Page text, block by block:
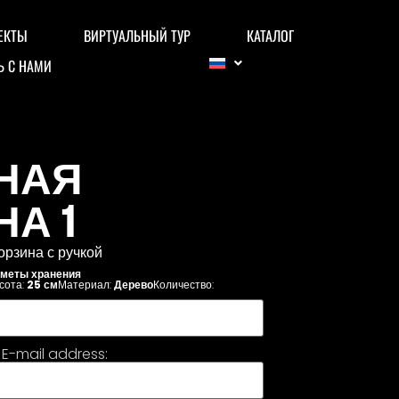
ВИРТУАЛЬНЫЙ ТУР
КАТАЛОГ
С НАМИ
1
с ручкой
хранения
25 смМатериал:ДеревоКоличество:
E-mail address: